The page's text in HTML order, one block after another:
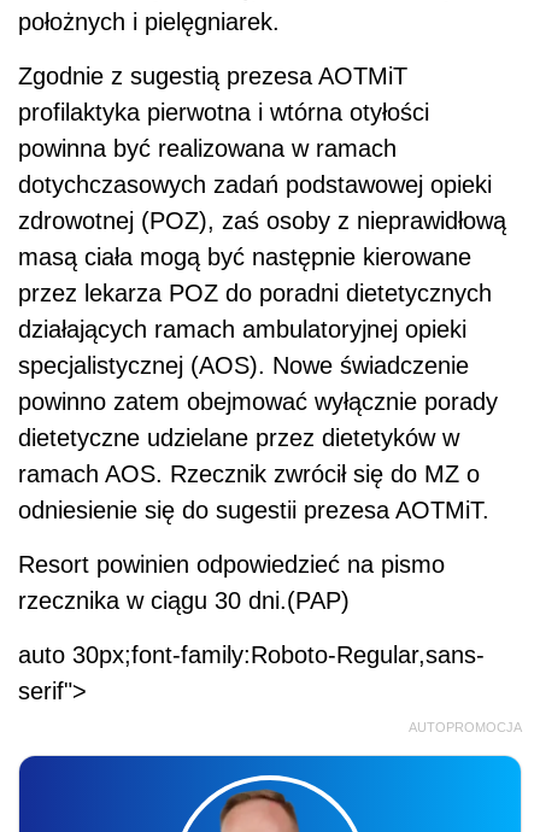
położnych i pielęgniarek.
Zgodnie z sugestią prezesa AOTMiT
profilaktyka pierwotna i wtórna otyłości
powinna być realizowana w ramach
dotychczasowych zadań podstawowej opieki
zdrowotnej (POZ), zaś osoby z nieprawidłową
masą ciała mogą być następnie kierowane
przez lekarza POZ do poradni dietetycznych
działających ramach ambulatoryjnej opieki
specjalistycznej (AOS). Nowe świadczenie
powinno zatem obejmować wyłącznie porady
dietetyczne udzielane przez dietetyków w
ramach AOS. Rzecznik zwrócił się do MZ o
odniesienie się do sugestii prezesa AOTMiT.
Resort powinien odpowiedzieć na pismo
rzecznika w ciągu 30 dni.(PAP)
auto 30px;font-family:Roboto-Regular,sans-
serif">
AUTOPROMOCJA